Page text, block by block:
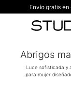
Envío gratis
Abrigos
Luce sofisticada y
para mujer
TÉRMINOS MÁS
vestidos
pantalon
tiro alto